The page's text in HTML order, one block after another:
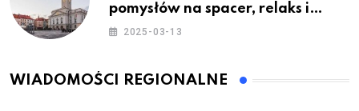
pomysłów na spacer, relaks i
rodzinne atrakcje
2025-03-13
WIADOMOŚCI REGIONALNE